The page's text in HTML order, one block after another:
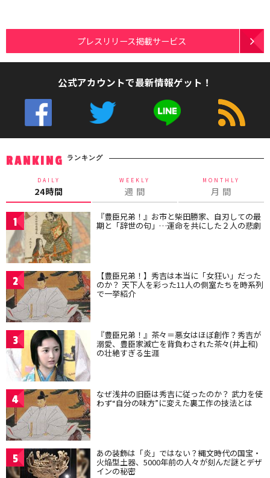
プレスリリース掲載サービス
公式アカウントで最新情報ゲット！
RANKING ランキング
DAILY
24時間
WEEKLY
週 間
MONTHLY
月 間
1 『豊臣兄弟！』お市と柴田勝家、自刃しての最
期と「辞世の句」…運命を共にした２人の悲劇
2 【豊臣兄弟！】秀吉は本当に「女狂い」だった
のか？ 天下人を彩った11人の側室たちを時系列
で一挙紹介
3 『豊臣兄弟！』茶々＝悪女はほぼ創作？秀吉が
溺愛、豊臣家滅亡を背負わされた茶々(井上和)
の壮絶すぎる生涯
4 なぜ浅井の旧臣は秀吉に従ったのか？ 武力を使
わず“自分の味方”に変えた裏工作の技法とは
5 あの装飾は「炎」ではない？縄文時代の国宝・
火焔型土器、5000年前の人々が刻んだ謎とデザ
インの秘密